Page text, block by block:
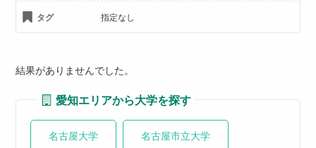
タグ 指定なし
結果がありませんでした。
愛知エリアから大学を探す
名古屋大学 名古屋市立大学